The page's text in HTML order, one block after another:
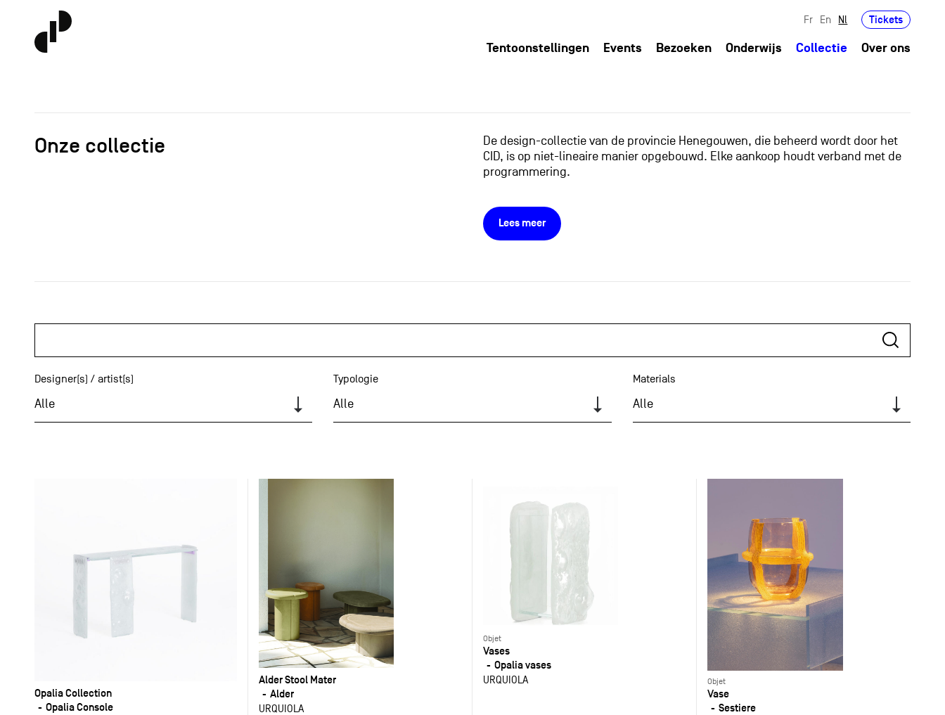
Fr En Nl Tickets
Tentoonstellingen Events Bezoeken Onderwijs Collectie Over ons
Onze collectie
De design-collectie van de provincie Henegouwen, die beheerd wordt door het
CID, is op niet-lineaire manier opgebouwd. Elke aankoop houdt verband met de
programmering.
Lees meer
Designer(s) / artist(s)
Alle
Typologie
Alle
Materials
Alle
Opalia Collection
Opalia Console
Alder Stool Mater
Alder
URQUIOLA
Objet
Vases
Opalia vases
URQUIOLA Objet
Vase
Sestiere